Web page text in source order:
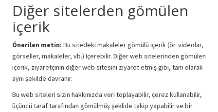
Diğer sitelerden gömülen
içerik
Önerilen metin: Bu sitedeki makaleler gömülü içerik (ör. videolar,
görseller, makaleler, vb.) Içerebilir. Diğer web sitelerinden gömülen
içerik, ziyaretçinin diğer web sitesini ziyaret etmiş gibi, tam olarak
aynı şekilde davranır.
Bu web siteleri sizin hakkınızda veri toplayabilir, çerez kullanabilir,
üçüncü taraf tarafından gömülmüş şeklide takip yapabilir ve bir